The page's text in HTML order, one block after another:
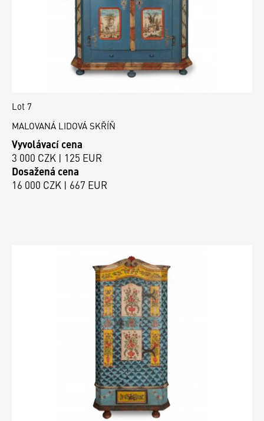
Lot 7
MALOVANÁ LIDOVÁ SKŘÍŇ
Vyvolávací cena
3 000 CZK | 125 EUR
Dosažená cena
16 000 CZK | 667 EUR